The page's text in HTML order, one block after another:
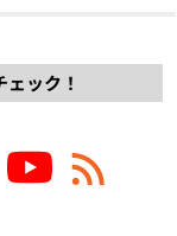
ック！